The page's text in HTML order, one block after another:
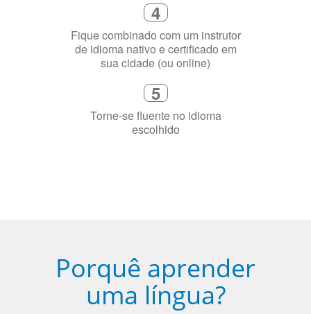
4
Fique combinado com um instrutor
de idioma nativo e certificado em
sua cidade (ou online)
5
Torne-se fluente no idioma
escolhido
Porquê aprender
uma língua?